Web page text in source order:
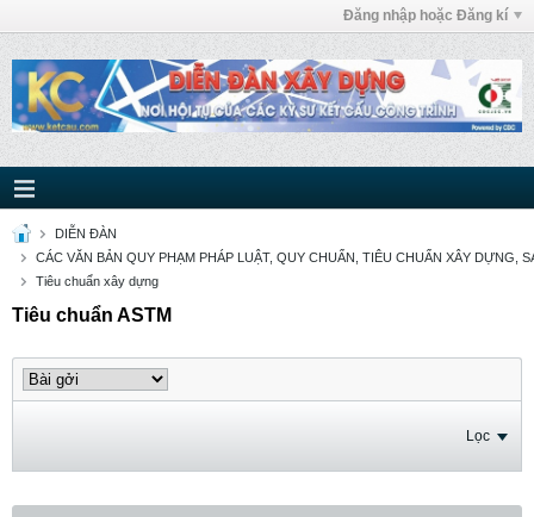
Đăng nhập hoặc Đăng kí
DIỄN ĐÀN
CÁC VĂN BẢN QUY PHẠM PHÁP LUẬT, QUY CHUẨN, TIÊU CHUẨN XÂY DỰNG,
Tiêu chuẩn xây dựng
Tiêu chuẩn ASTM
Lọc